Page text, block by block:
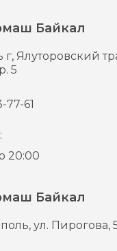
Байкал
г, Ялуторовский
5
77-61
20:00
Байкал
ул. Пирогова,